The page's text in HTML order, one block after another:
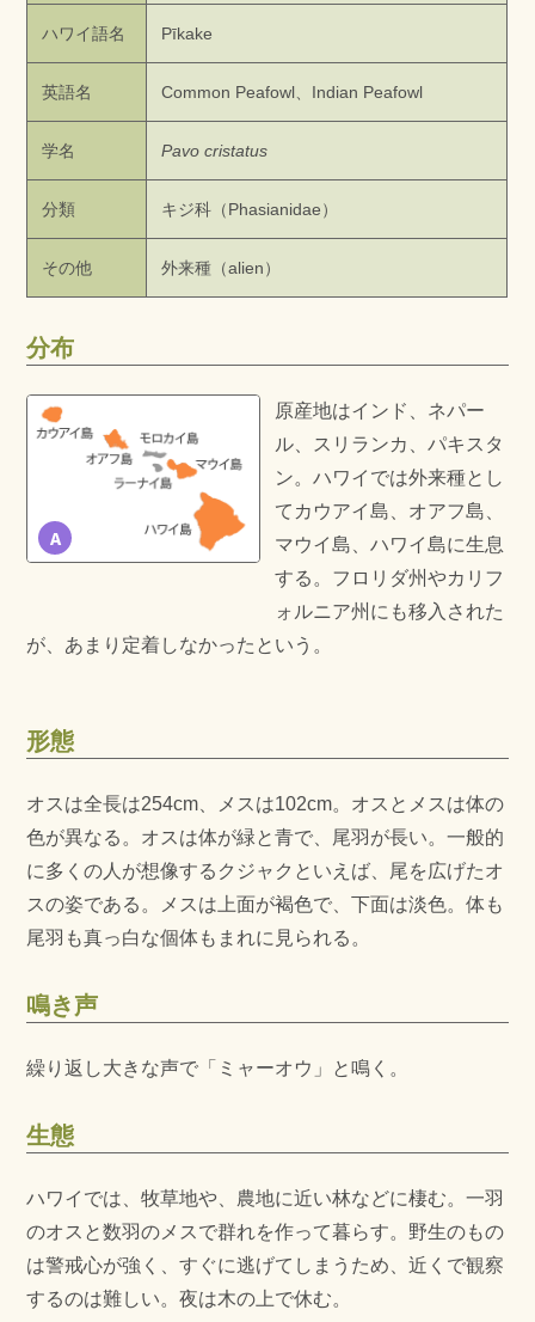
ハワイ語名 Pīkake
英語名 Common Peafowl、Indian Peafowl
学名 Pavo cristatus
分類 キジ科（Phasianidae）
その他 外来種（alien）
分布
A
原産地はインド、ネパー
ル、スリランカ、パキスタ
ン。ハワイでは外来種とし
てカウアイ島、オアフ島、
マウイ島、ハワイ島に生息
する。フロリダ州やカリフ
ォルニア州にも移入された
が、あまり定着しなかったという。
形態
オスは全長は254cm、メスは102cm。オスとメスは体の
色が異なる。オスは体が緑と青で、尾羽が長い。一般的
に多くの人が想像するクジャクといえば、尾を広げたオ
スの姿である。メスは上面が褐色で、下面は淡色。体も
尾羽も真っ白な個体もまれに見られる。
鳴き声
繰り返し大きな声で「ミャーオウ」と鳴く。
生態
ハワイでは、牧草地や、農地に近い林などに棲む。一羽
のオスと数羽のメスで群れを作って暮らす。野生のもの
は警戒心が強く、すぐに逃げてしまうため、近くで観察
するのは難しい。夜は木の上で休む。